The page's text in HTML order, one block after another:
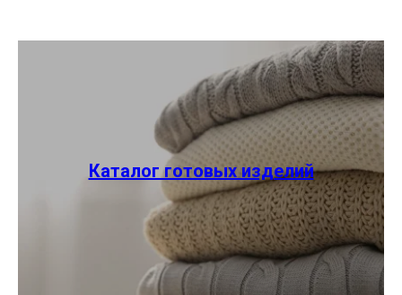
Каталог готовых изделий